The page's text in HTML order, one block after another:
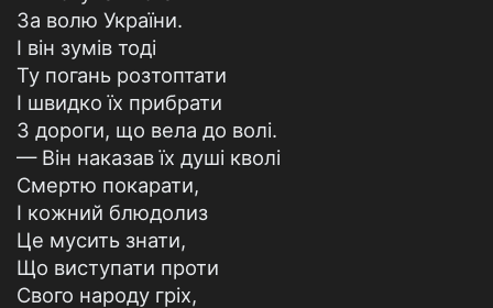
За волю України.
І він зумів тоді
Ту погань розтоптати
І швидко їх прибрати
З дороги, що вела до волі.
— Він наказав їх душі кволі
Смертю покарати,
І кожний блюдолиз
Це мусить знати,
Що виступати проти
Свого народу гріх,